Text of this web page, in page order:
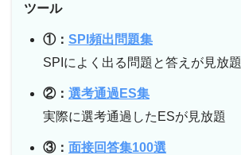
ツール
①： SPI頻出問題集
SPIによく出る問題と答えが見放題
②： 選考通過ES集
実際に選考通過したESが見放題
③： 面接回答集100選